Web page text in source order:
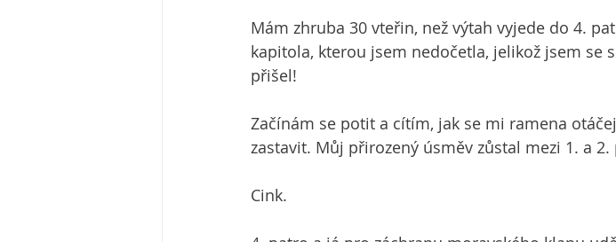
Mám zhruba 30 vteřin, než výtah vyjede do 4.
kapitola, kterou jsem nedočetla, jelikož jsem se
přišel!
Začínám se potit a cítím, jak se mi ramena
zastavit. Můj přirozený úsměv zůstal mezi 1. a 2.
Cink.